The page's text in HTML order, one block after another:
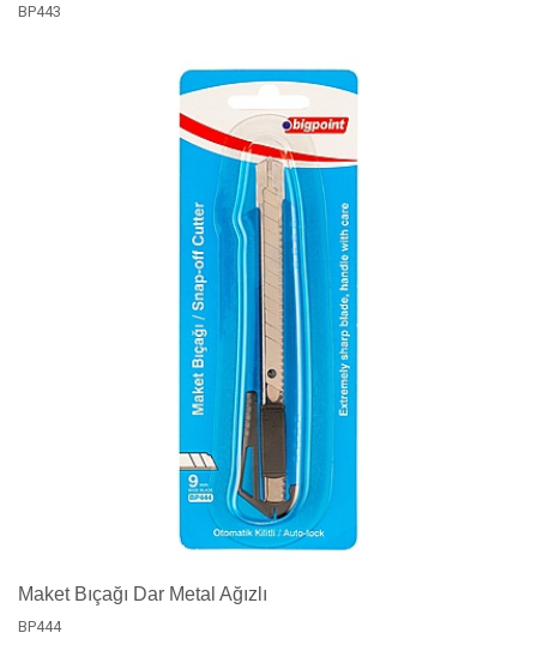
BP443
Maket Bıçağı Dar Metal Ağızlı
BP444